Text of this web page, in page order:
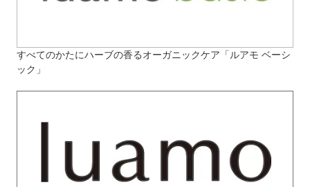
すべてのかたにハーブの香るオーガニックケア「ルアモ ベーシ
ック」